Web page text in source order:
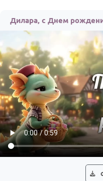
Детям
Все родственники
ПЕРСОНАЛЬНЫЕ
Пожелания
По именам
По годам
Дилара, с Днем